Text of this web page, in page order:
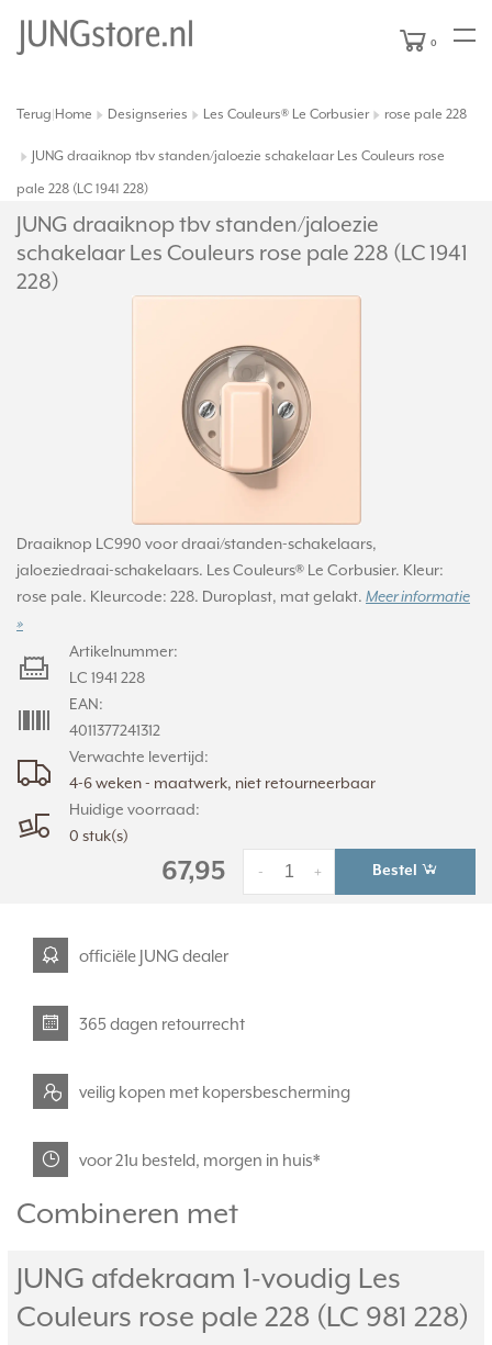
0
Terug Home Designseries Les Couleurs® Le Corbusier rose pale 228
JUNG draaiknop tbv standen/jaloezie schakelaar Les Couleurs rose
pale 228 (LC 1941 228)
JUNG draaiknop tbv standen/jaloezie
schakelaar Les Couleurs rose pale 228 (LC 1941
228)
Draaiknop LC990 voor draai/standen-schakelaars,
jaloeziedraai-schakelaars. Les Couleurs® Le Corbusier. Kleur:
rose pale. Kleurcode: 228. Duroplast, mat gelakt. Meer informatie
»
Verwachte levertijd:
4-6 weken - maatwerk, niet retourneerbaar
Huidige voorraad:
0 stuk(s)
Artikelnummer:
LC 1941 228
EAN:
4011377241312
67,95 +
- Bestel
officiële JUNG dealer
365 dagen retourrecht
veilig kopen met kopersbescherming
voor 21u besteld, morgen in huis*
Combineren met
JUNG afdekraam 1-voudig Les
Couleurs rose pale 228 (LC 981 228)